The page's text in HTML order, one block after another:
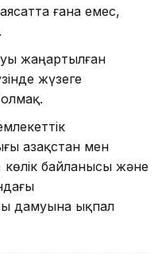
ғана емес,
жаңартылған
жүзеге
Қазақстан мен
байланысы және
дамуына ықпал